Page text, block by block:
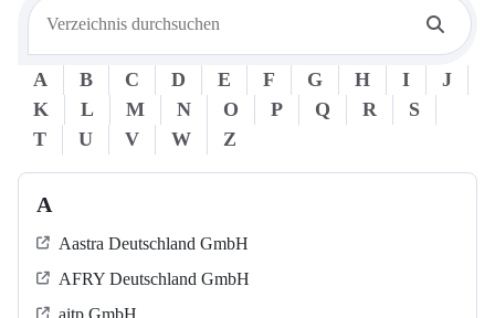
A B C D E F G H I
J
K
L M N O P Q R
S
T
U V W Z
A
Aastra Deutschland GmbH
AFRY Deutschland GmbH